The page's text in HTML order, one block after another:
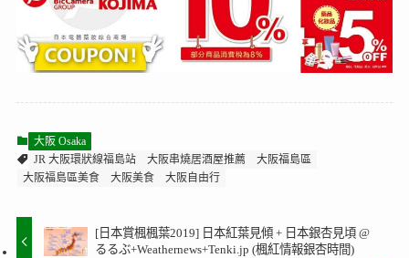
大阪 Osaka
JR 大阪環狀線福島站
大阪串燒居酒屋推薦
大阪福島區
大阪福島區美食
大阪美食 大阪自由行
[日本賞楓楓葉2019] 日本紅葉見傾 + 日本銀杏見頃 @
るるぶ+Weathernews+Tenki.jp (楓紅情報銀杏時間)